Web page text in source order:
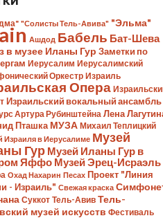
"Солисты Тель-Авива" "Эльма"
Ашдод Бабель Бат-Шева
в музее Иланы Гур Заметки по
Иерусалим Иерусалимский
Оркестр Израиль
Опера
Израильский вокальный ансамбль
Артура Рубинштейна Лена
Пташка МУЗА Михаил Теплицкий
Израиля в Иерусалиме Музей
Гур Музей Иланы Гур в
Яффо Музей Эрец-Исраэль
Охад Нахарин Песах Проект "Линия
- Израиль" Свежая краска
Суккот Тель-Авив Тель-
музей искусств Фестиваль